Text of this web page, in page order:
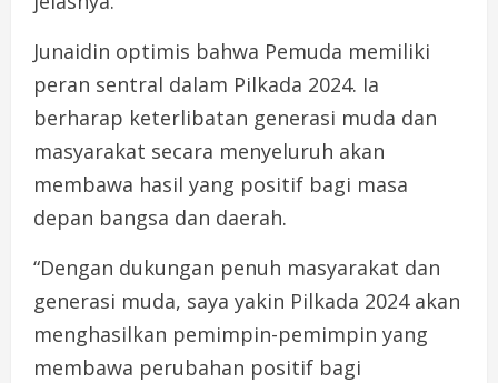
Junaidin optimis bahwa Pemuda memiliki
peran sentral dalam Pilkada 2024. Ia
berharap keterlibatan generasi muda dan
masyarakat secara menyeluruh akan
membawa hasil yang positif bagi masa
depan bangsa dan daerah.
“Dengan dukungan penuh masyarakat dan
generasi muda, saya yakin Pilkada 2024 akan
menghasilkan pemimpin-pemimpin yang
membawa perubahan positif bagi